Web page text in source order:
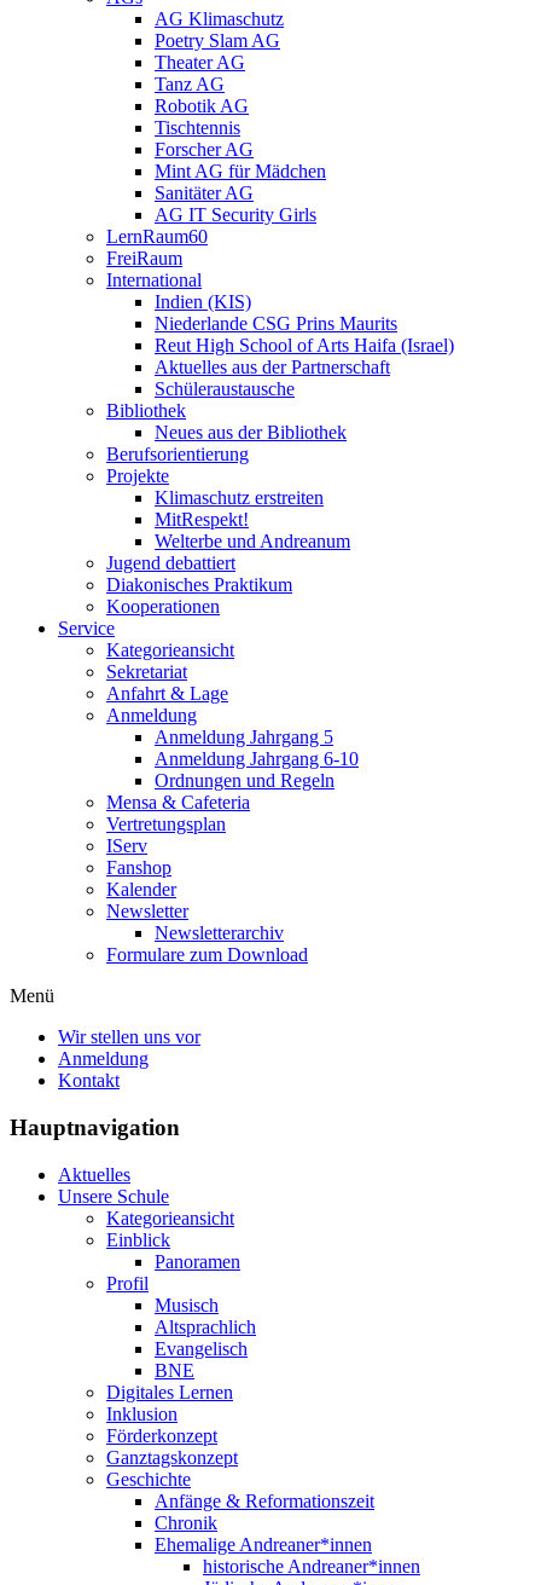
AG Klimaschutz
Poetry Slam AG
Theater AG
Tanz AG
Robotik AG
Tischtennis
Forscher AG
Mint AG für Mädchen
Sanitäter AG
AG IT Security Girls
LernRaum60
FreiRaum
International
Indien (KIS)
Niederlande CSG Prins Maurits
Reut High School of Arts Haifa (Israel)
Aktuelles aus der Partnerschaft
Schüleraustausche
Bibliothek
Neues aus der Bibliothek
Berufsorientierung
Projekte
Klimaschutz erstreiten
MitRespekt!
Welterbe und Andreanum
Jugend debattiert
Diakonisches Praktikum
Kooperationen
Service
Kategorieansicht
Sekretariat
Anfahrt & Lage
Anmeldung
Anmeldung Jahrgang 5
Anmeldung Jahrgang 6-10
Ordnungen und Regeln
Mensa & Cafeteria
Vertretungsplan
IServ
Fanshop
Kalender
Newsletter
Newsletterarchiv
Formulare zum Download
Menü
Wir stellen uns vor
Anmeldung
Kontakt
Hauptnavigation
Aktuelles
Unsere Schule
Kategorieansicht
Einblick
Panoramen
Profil
Musisch
Altsprachlich
Evangelisch
BNE
Digitales Lernen
Inklusion
Förderkonzept
Ganztagskonzept
Geschichte
Anfänge & Reformationszeit
Chronik
Ehemalige Andreaner*innen
historische Andreaner*innen